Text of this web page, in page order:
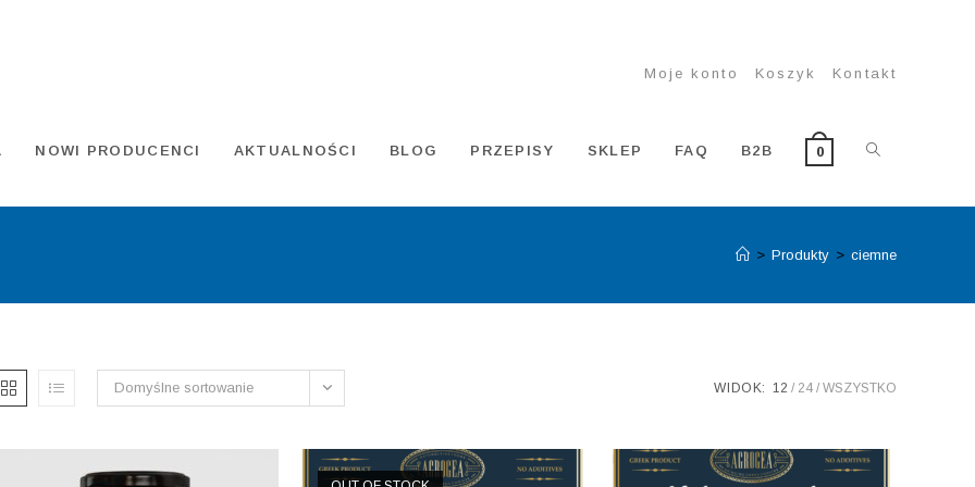
Moje konto Koszyk Kontakt
NOWI PRODUCENCI AKTUALNOŚCI BLOG PRZEPISY SKLEP FAQ B2B 0 TOGGLE
WEBSITE
> Produkty > ciemne
Domyślne sortowanie WIDOK: 12 24 WSZYSTKO